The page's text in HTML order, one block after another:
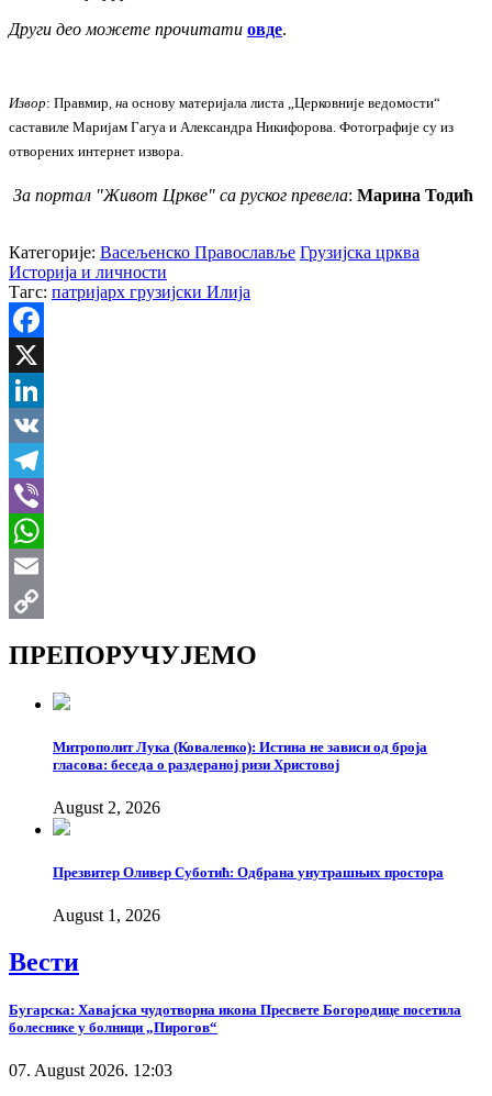
Други део можете прочитати овде.
Извор: Правмир , на основу материјала листа „Церковније ведомости“
саставиле Маријам Гагуа и Александра Никифорова. Фотографије су из
отворених интернет извора.
За портал "Живот Цркве" са руског превела: Марина Тодић
Категорије: Васељенско Православље Грузијска црква
Историја и личности
Тагс: патријарх грузијски Илија
Facebook
X
LinkedIn
VK
Telegram
Viber
WhatsApp
Email
ПРЕПОРУЧУЈЕМО
Митрополит Лука (Коваленко): Истина не зависи од броја
гласова: беседа о раздераној ризи Христовој
August 2, 2026
Презвитер Оливер Суботић: Одбрана унутрашњих простора
August 1, 2026
Вести
Бугарска: Хавајска чудотворна икона Пресвете Богородице посетила
болеснике у болници „Пирогов“
07. August 2026. 12:03